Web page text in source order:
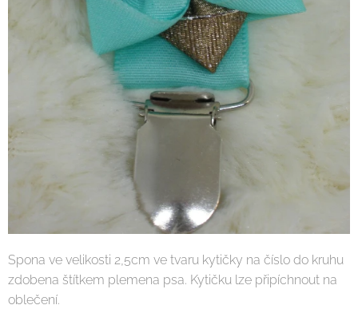
Spona ve velikosti 2,5cm ve tvaru kytičky na číslo do kruhu
zdobena štítkem plemena psa. Kytičku lze připíchnout na
oblečení.